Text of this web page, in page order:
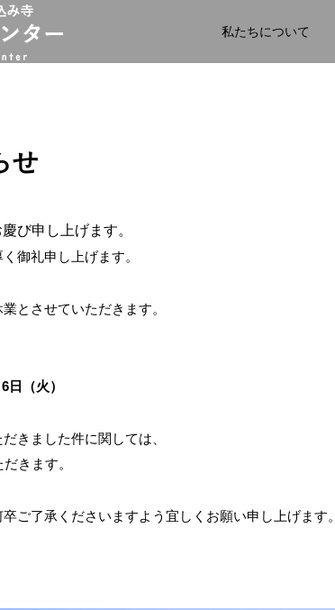
私たちについて
知らせ
せ
び申し上げます。
御礼申し上げます。
とさせていただきます。
日（火）
きました件に関しては、
きます。
ご了承くださいますよう宜しくお願い申し上げます。